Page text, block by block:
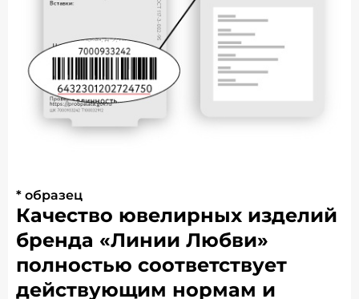
* образец
Качество ювелирных изделий
бренда «Линии Любви»
полностью соответствует
действующим нормам и